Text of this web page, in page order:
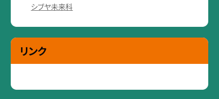
シブヤ未来科
リンク